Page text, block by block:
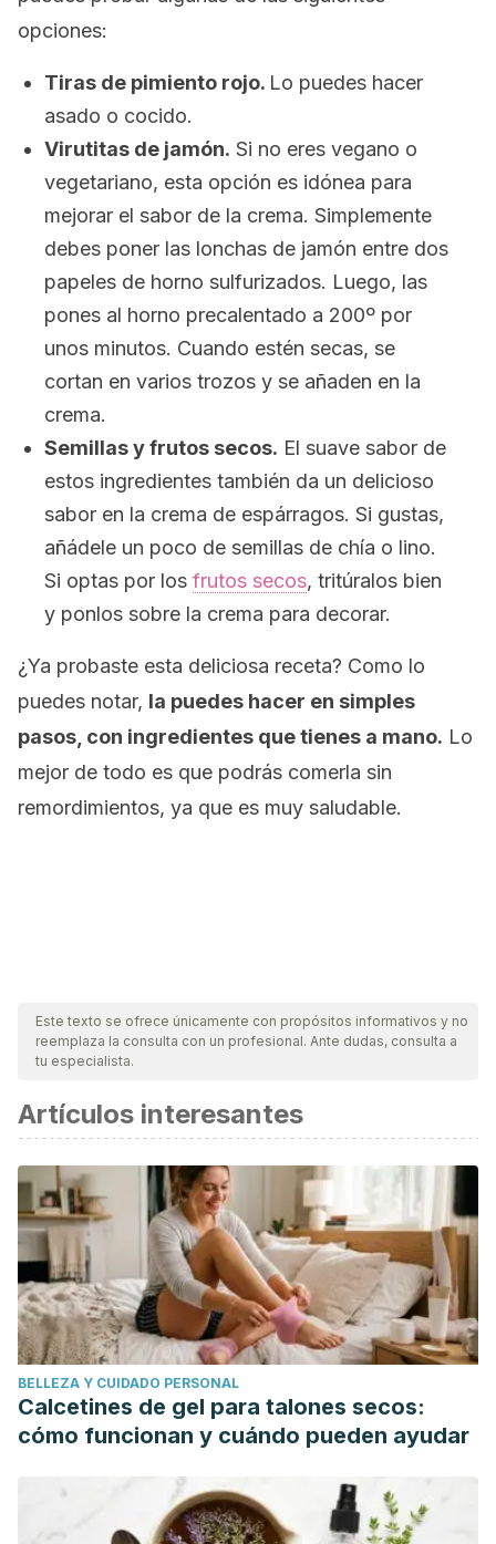
opciones:
Tiras de pimiento rojo. Lo puedes hacer
asado o cocido.
Virutitas de jamón. Si no eres vegano o
vegetariano, esta opción es idónea para
mejorar el sabor de la crema. Simplemente
debes poner las lonchas de jamón entre dos
papeles de horno sulfurizados. Luego, las
pones al horno precalentado a 200º por
unos minutos. Cuando estén secas, se
cortan en varios trozos y se añaden en la
crema.
Semillas y frutos secos. El suave sabor de
estos ingredientes también da un delicioso
sabor en la crema de espárragos. Si gustas,
añádele un poco de semillas de chía o lino.
Si optas por los frutos secos, tritúralos bien
y ponlos sobre la crema para decorar.
¿Ya probaste esta deliciosa receta? Como lo
puedes notar, la puedes hacer en simples
pasos, con ingredientes que tienes a mano. Lo
mejor de todo es que podrás comerla sin
remordimientos, ya que es muy saludable.
Este texto se ofrece únicamente con propósitos informativos y no
reemplaza la consulta con un profesional. Ante dudas, consulta a
tu especialista.
Artículos interesantes
BELLEZA Y CUIDADO PERSONAL
Calcetines de gel para talones secos:
cómo funcionan y cuándo pueden ayudar